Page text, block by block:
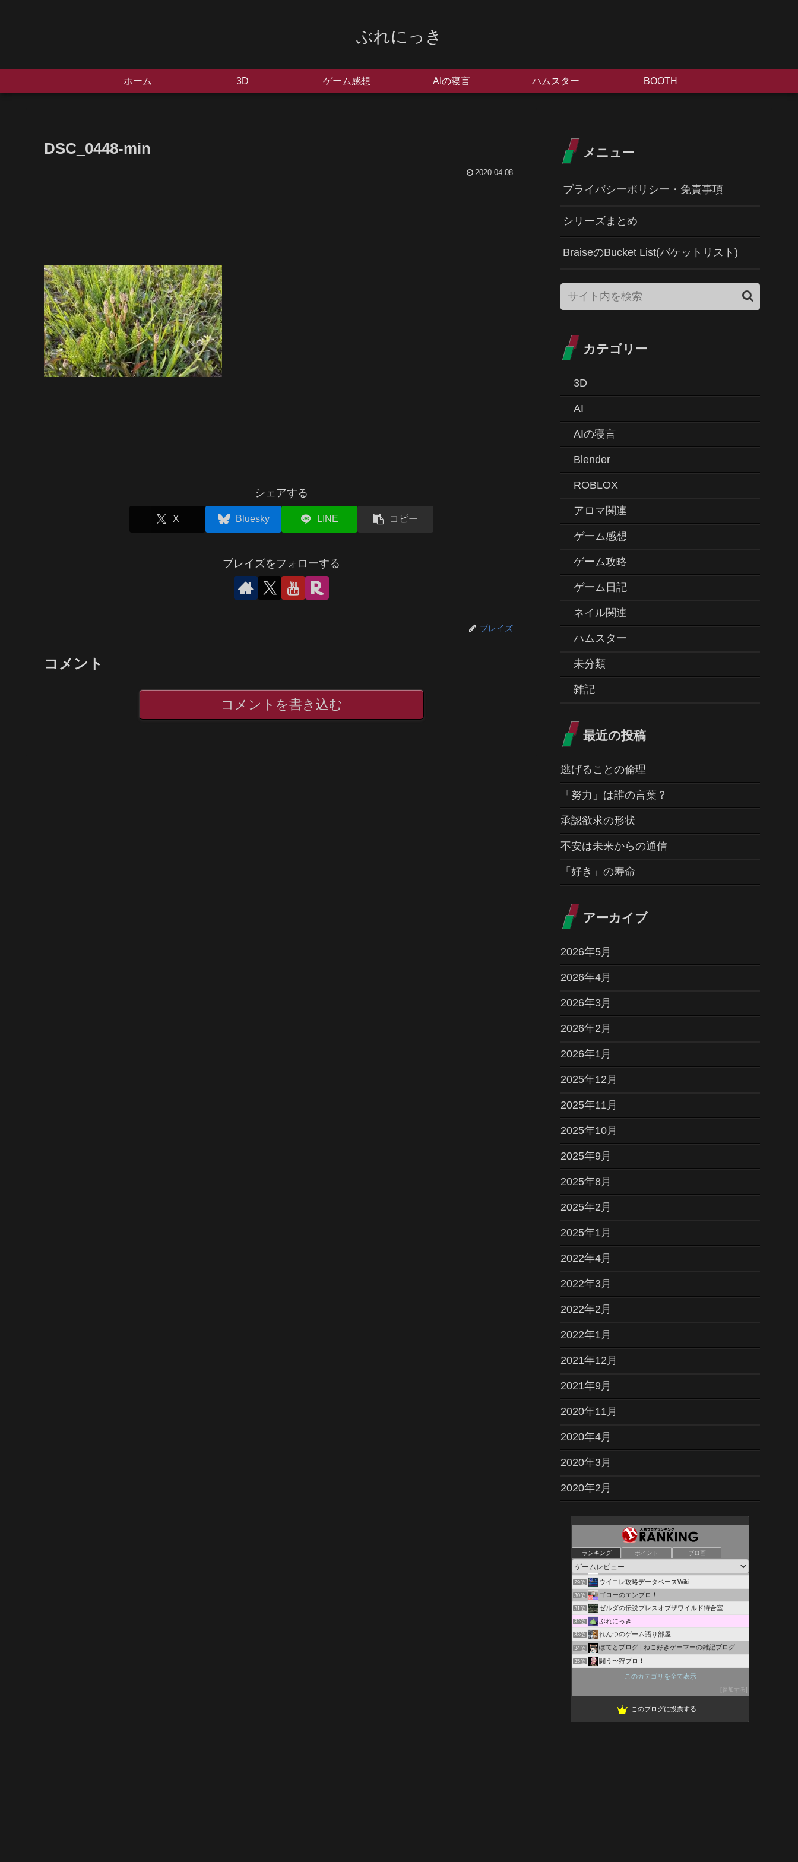
ぶれにっき
ホーム 3D ゲーム感想 AIの寝言 ハムスター BOOTH
DSC_0448-min
2020.04.08
シェアする
X Bluesky LINE コピー
ブレイズをフォローする
ブレイズ
コメント
コメントを書き込む
メニュー
プライバシーポリシー・免責事項
シリーズまとめ
BraiseのBucket List(バケットリスト)
カテゴリー
3D
AI
AIの寝言
Blender
ROBLOX
アロマ関連
ゲーム感想
ゲーム攻略
ゲーム日記
ネイル関連
ハムスター
未分類
雑記
最近の投稿
逃げることの倫理
「努力」は誰の言葉？
承認欲求の形状
不安は未来からの通信
「好き」の寿命
アーカイブ
2026年5月
2026年4月
2026年3月
2026年2月
2026年1月
2025年12月
2025年11月
2025年10月
2025年9月
2025年8月
2025年2月
2025年1月
2022年4月
2022年3月
2022年2月
2022年1月
2021年12月
2021年9月
2020年11月
2020年4月
2020年3月
2020年2月
ランキング ポイント ブロ画
Till the End of Game
ゲームまとめLoading
27位 ゲームニュース情報まとめ
28位 50歳から始めるアニメ漫画ゲームなど
29位 ウイコレ攻略データベースWiki
30位 ゴローのエンブロ！
31位 ゼルダの伝説ブレスオブザワイルド待合室
32位 ぶれにっき
33位 れんつのゲーム語り部屋
34位 ぽてとブログ | ねこ好きゲーマーの雑記ブログ
35位 闘う〜狩ブロ！
Toma BLo
10-HAKの自由帳
このカテゴリを全て表示
参加する
このブログに投票する